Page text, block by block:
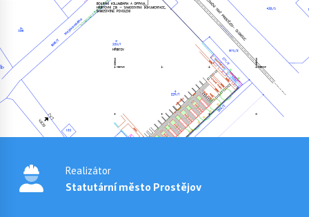
Realizátor
Statutární město Prostějov